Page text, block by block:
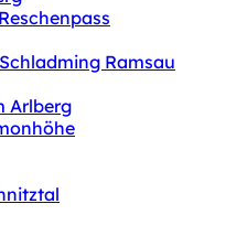
Ramsau
Arlberg